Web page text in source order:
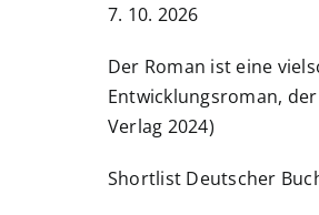
7. 10. 2026
Der Roman ist eine
Entwicklungsroman,
Verlag 2024)
Shortlist Deutscher